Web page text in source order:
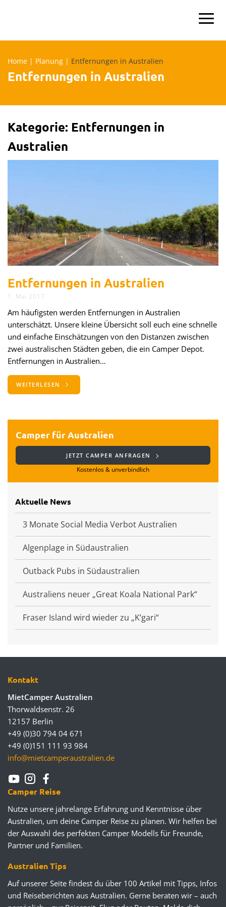
Home | Planung | Entfernungen in Australien
Entfernungen in Australien
Kategorie: Entfernungen in
Australien
Entfernungen in Australien
1. Mai 2017
Am häufigsten werden Entfernungen in Australien
unterschätzt. Unsere kleine Übersicht soll euch eine schnelle
und einfache Einschätzungen von den Distanzen zwischen
zwei australischen Städten geben, die ein Camper Depot.
Entfernungen in Australien…
WEITERLESEN
Camper für Australien
JETZT CAMPER ANFRAGEN
Kostenlos & unverbindlich
Aktuelle News
3 Monate Social Media Verbot Australien
Algenplage in Südaustralien
Outback Pubs in Südaustralien
Australiens neuer „Great Koala National Park“
Fraser Island wird wieder zu „K’gari“
Kontakt
MietCamper Australien
Thorwaldsenstr. 26
12157 Berlin
+49 (0)30 794 04 671
+49 (0)151 111 93 984
info@mietcamperaustralien.de
Camper Reise
Nutze unsere jahrelange Erfahrung und Kenntnisse über
Australien, um deine Camper Reise zu planen. Wir helfen bei
der Auswahl des perfekten Camper Modells für Freunde,
Partner und Familien.
Australien Tips
Auf unserer Seite findest du über 100 Artikel mit Tipps, Infos
und Reiseberichten aus Australien. Gerne beraten wir – auch